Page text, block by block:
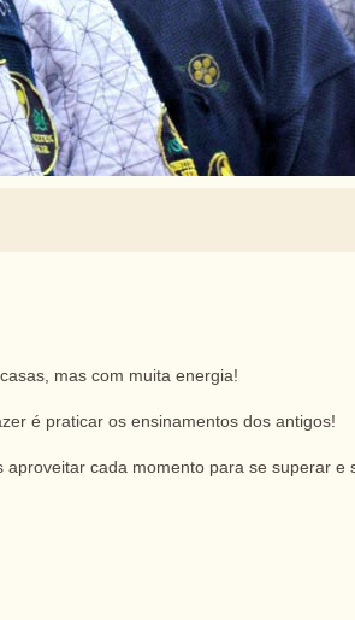
mas com muita energia!
é praticar os ensinamentos dos antigos!
cada momento para se superar